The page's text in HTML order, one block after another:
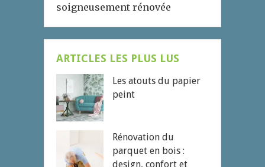
soigneusement rénovée
ARTICLES LES PLUS LUS
Les atouts du papier
peint
Rénovation du
parquet en bois :
design, confort et